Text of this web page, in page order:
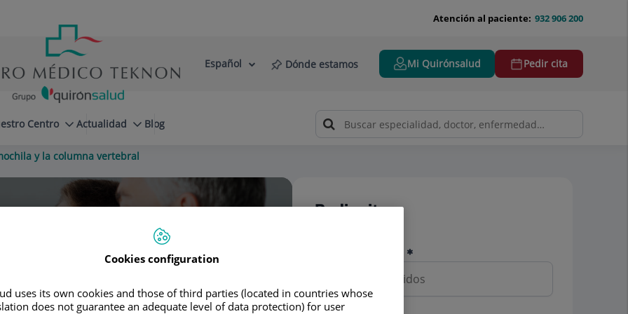
932 906 200
Atención al paciente:
Selector
Idioma
Español Dónde estamos Mi Quirónsalud Pedir cita
Centro Actualidad Blog
y la columna vertebral
Pedir cita
Cookies configuration
uses its own cookies and those of third parties (located in countries whose
does not guarantee an adequate level of data protection) for user